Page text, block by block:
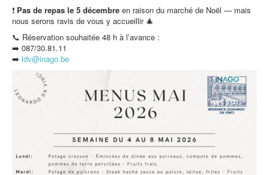
❗ Pas de repas le 5 décembre en raison du marché de Noël — mais
nous serons ravis de vous y accueillir 🎄
📞 Réservation souhaitée 48 h à l’avance :
➡️ 087/30.81.11
➡️ ldv@inago.be